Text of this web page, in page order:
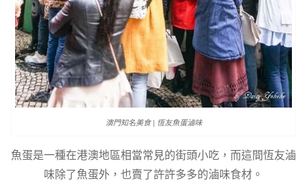
澳門知名美食 | 恆友魚蛋滷味
魚蛋是一種在港澳地區相當常見的街頭小吃，而這間恆友滷
味除了魚蛋外，也賣了許許多多的滷味食材。